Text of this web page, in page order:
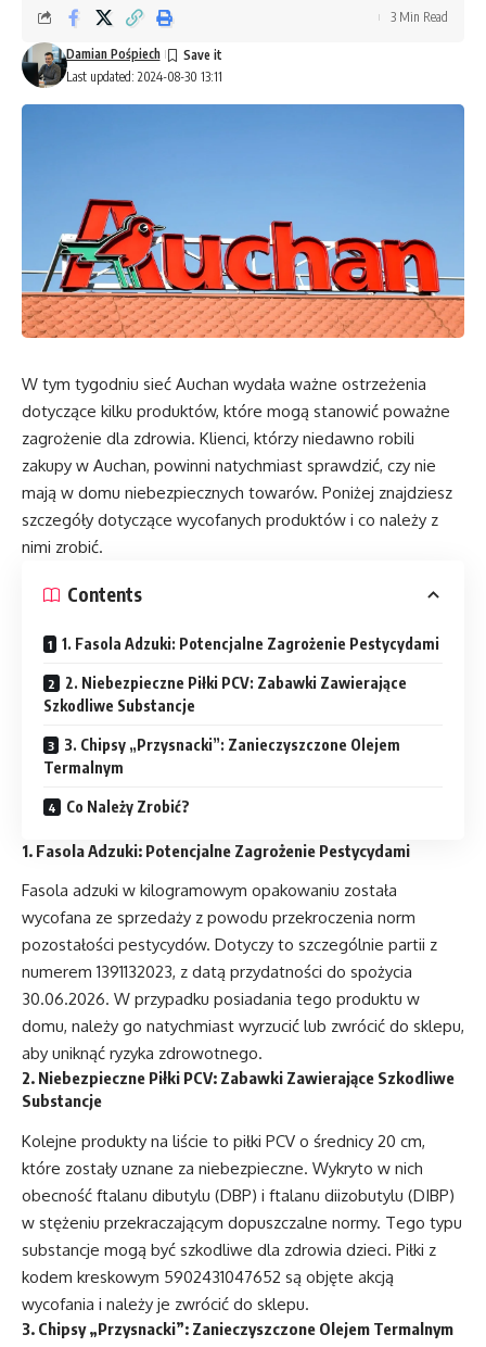
Last updated: 2024-08-30 13:11
Damian Pośpiech
3 Min Read
W tym tygodniu sieć Auchan wydała ważne ostrzeżenia
dotyczące kilku produktów, które mogą stanowić poważne
zagrożenie dla zdrowia. Klienci, którzy niedawno robili
zakupy w Auchan, powinni natychmiast sprawdzić, czy nie
mają w domu niebezpiecznych towarów. Poniżej znajdziesz
szczegóły dotyczące wycofanych produktów i co należy z
nimi zrobić.
Contents
1. Fasola Adzuki: Potencjalne Zagrożenie Pestycydami
2. Niebezpieczne Piłki PCV: Zabawki Zawierające
Szkodliwe Substancje
3. Chipsy „Przysnacki”: Zanieczyszczone Olejem
Termalnym
Co Należy Zrobić?
1. Fasola Adzuki: Potencjalne Zagrożenie Pestycydami
Fasola adzuki w kilogramowym opakowaniu została
wycofana ze sprzedaży z powodu przekroczenia norm
pozostałości pestycydów. Dotyczy to szczególnie partii z
numerem 1391132023, z datą przydatności do spożycia
30.06.2026. W przypadku posiadania tego produktu w
domu, należy go natychmiast wyrzucić lub zwrócić do sklepu,
aby uniknąć ryzyka zdrowotnego.
2. Niebezpieczne Piłki PCV: Zabawki Zawierające Szkodliwe
Substancje
Kolejne produkty na liście to piłki PCV o średnicy 20 cm,
które zostały uznane za niebezpieczne. Wykryto w nich
obecność ftalanu dibutylu (DBP) i ftalanu diizobutylu (DIBP)
w stężeniu przekraczającym dopuszczalne normy. Tego typu
substancje mogą być szkodliwe dla zdrowia dzieci. Piłki z
kodem kreskowym 5902431047652 są objęte akcją
wycofania i należy je zwrócić do sklepu.
3. Chipsy „Przysnacki”: Zanieczyszczone Olejem Termalnym